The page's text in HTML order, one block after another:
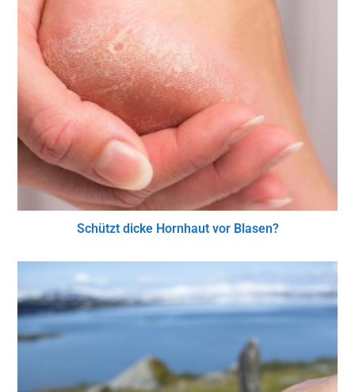
Schützt dicke Hornhaut vor Blasen?